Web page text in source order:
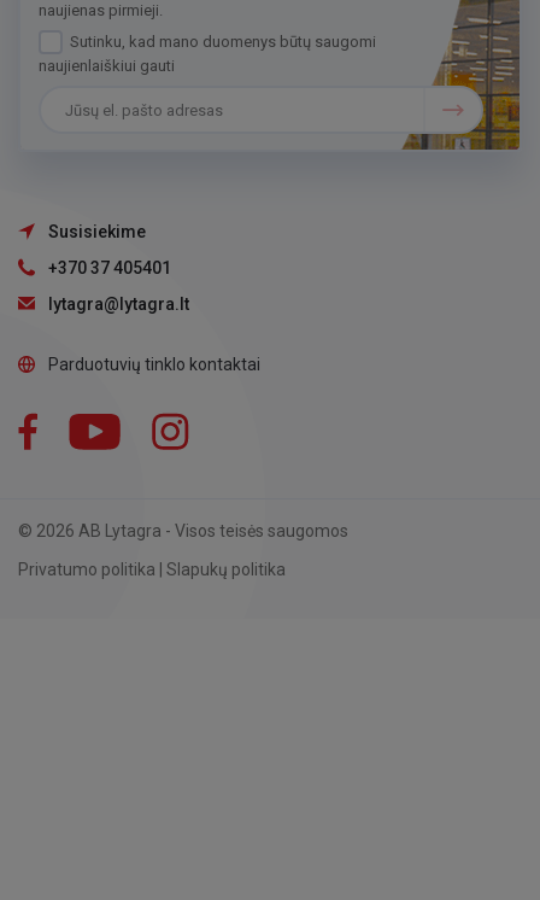
naujienas pirmieji.
Sutinku, kad mano duomenys būtų saugomi
naujienlaiškiui gauti
Susisiekime
+370 37 405401
lytagra@lytagra.lt
Parduotuvių tinklo kontaktai
Facebook YouTube
© 2026 AB Lytagra - Visos teisės saugomos
Privatumo politika
Slapukų politika